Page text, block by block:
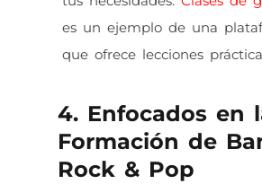
es un ejemplo de una
que ofrece lecciones
4. Enfocados en
Formación de
Rock & Pop